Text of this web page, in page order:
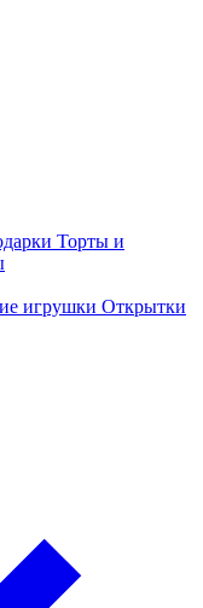
Торты и
игрушки Открытки